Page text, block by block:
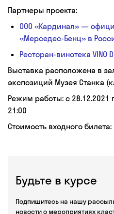
Будьте в курсе
Подпишитесь на нашу
новости о мероприятиях
Партнеры проекта:
ООО «Кардинал» —
«Мерседес-Бенц» в
Ресторан-винотека VINO
Выставка расположена в
экспозиций Музея Станка
Режим работы: с 28.12.2021
21:00
Стоимость входного